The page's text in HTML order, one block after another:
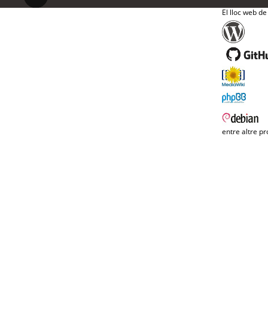
El lloc web
entre altre